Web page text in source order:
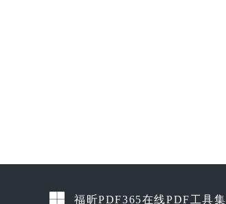
福昕PDF365在线PDF工具集